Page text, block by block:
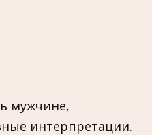
мужчине,
интерпретации.